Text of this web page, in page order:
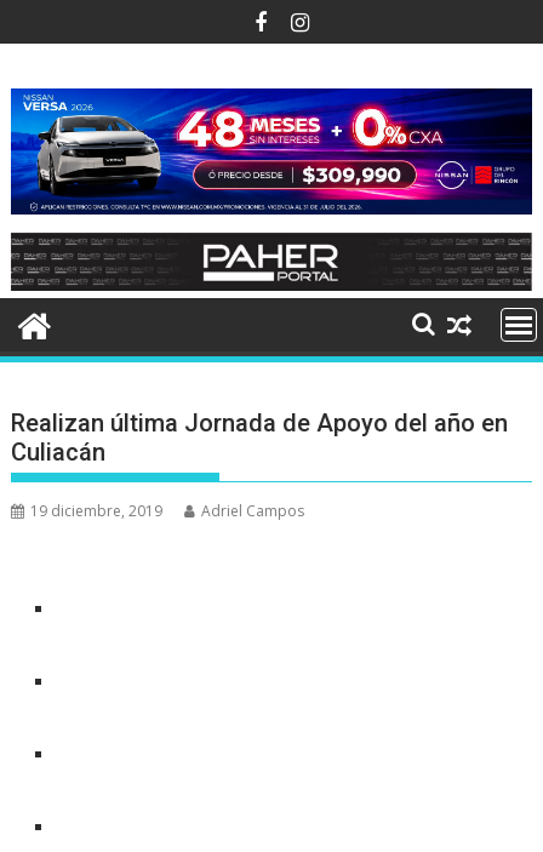
al
Realizan última Jornada de Apoyo del año en
Culiacán
19 diciembre, 2019 Adriel Campos